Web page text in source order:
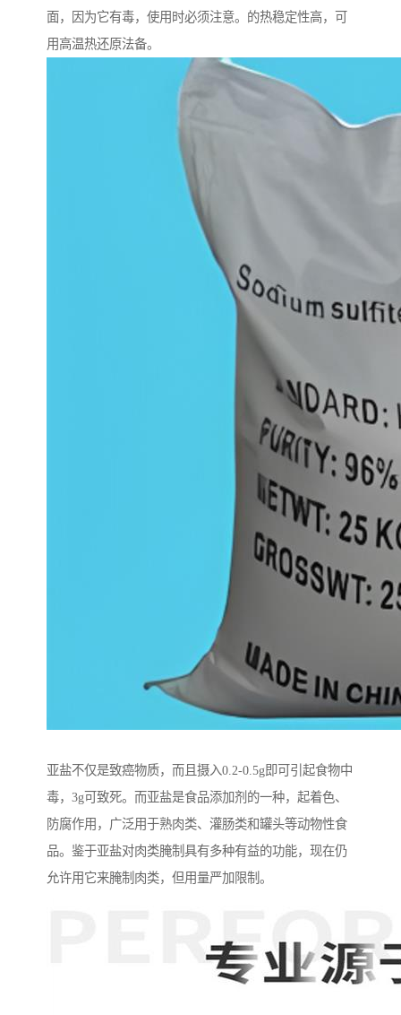
面，因为它有毒，使用时必须注意。的热稳定性高，可
用高温热还原法备。
亚盐不仅是致癌物质，而且摄入0.2-0.5g即可引起食物中
毒，3g可致死。而亚盐是食品添加剂的一种，起着色、
防腐作用，广泛用于熟肉类、灌肠类和罐头等动物性食
品。鉴于亚盐对肉类腌制具有多种有益的功能，现在仍
允许用它来腌制肉类，但用量严加限制。